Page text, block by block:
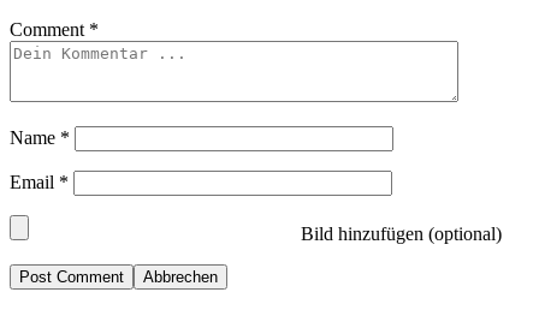
Comment *
Name *
Email *
Bild hinzufügen (optional)
Abbrechen